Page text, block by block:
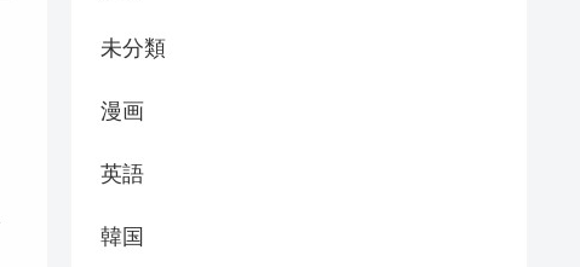
未分類
漫画
英語
韓国